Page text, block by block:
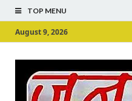
TOP MENU
August 9, 2026